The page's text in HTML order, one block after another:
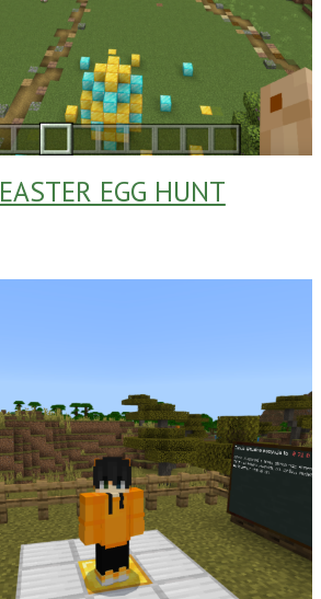
EASTER EGG HUNT